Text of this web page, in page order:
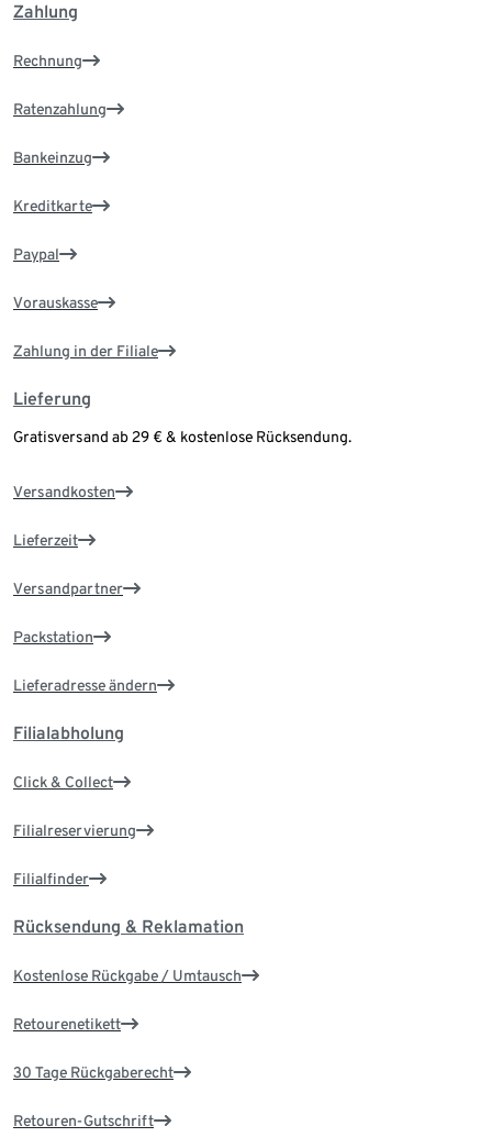
Zahlung
Rechnung
Ratenzahlung
Bankeinzug
Kreditkarte
Paypal
Vorauskasse
Zahlung in der Filiale
Lieferung
Gratisversand ab 29 € & kostenlose Rücksendung.
Versandkosten
Lieferzeit
Versandpartner
Packstation
Lieferadresse ändern
Filialabholung
Click & Collect
Filialreservierung
Filialfinder
Rücksendung & Reklamation
Kostenlose Rückgabe / Umtausch
Retourenetikett
30 Tage Rückgaberecht
Retouren-Gutschrift